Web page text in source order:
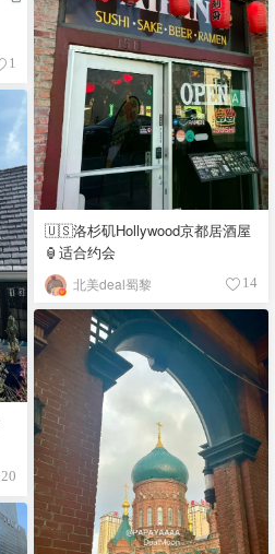
1
🇺🇸洛杉矶Hollywood京都居酒屋
🏮适合约会
北美deal蜀黎 14
20